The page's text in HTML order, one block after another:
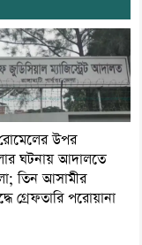
উপর
ঘটনায় আদালতে
তিন আসামীর
গ্রেফতারি পরোয়ানা